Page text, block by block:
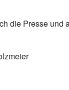
die Presse und